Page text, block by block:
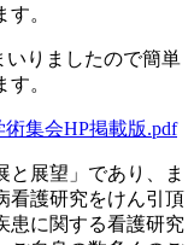
。
いりましたので簡単
。
集会HP掲載版.pdf
展望」であり、ま
看護研究をけん引頂
患に関する看護研究